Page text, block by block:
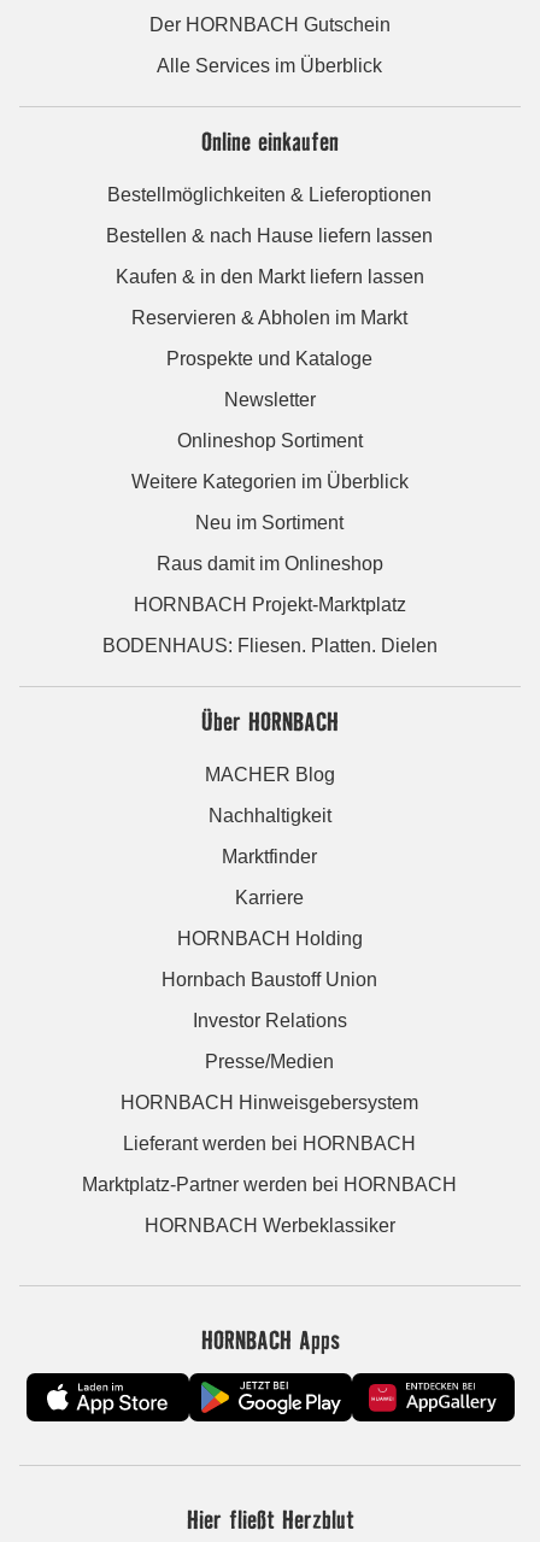
Der HORNBACH Gutschein
Alle Services im Überblick
Online einkaufen
Bestellmöglichkeiten & Lieferoptionen
Bestellen & nach Hause liefern lassen
Kaufen & in den Markt liefern lassen
Reservieren & Abholen im Markt
Prospekte und Kataloge
Newsletter
Onlineshop Sortiment
Weitere Kategorien im Überblick
Neu im Sortiment
Raus damit im Onlineshop
HORNBACH Projekt-Marktplatz
BODENHAUS: Fliesen. Platten. Dielen
Über HORNBACH
MACHER Blog
Nachhaltigkeit
Marktfinder
Karriere
HORNBACH Holding
Hornbach Baustoff Union
Investor Relations
Presse/Medien
HORNBACH Hinweisgebersystem
Lieferant werden bei HORNBACH
Marktplatz-Partner werden bei HORNBACH
HORNBACH Werbeklassiker
HORNBACH Apps
Hier fließt Herzblut